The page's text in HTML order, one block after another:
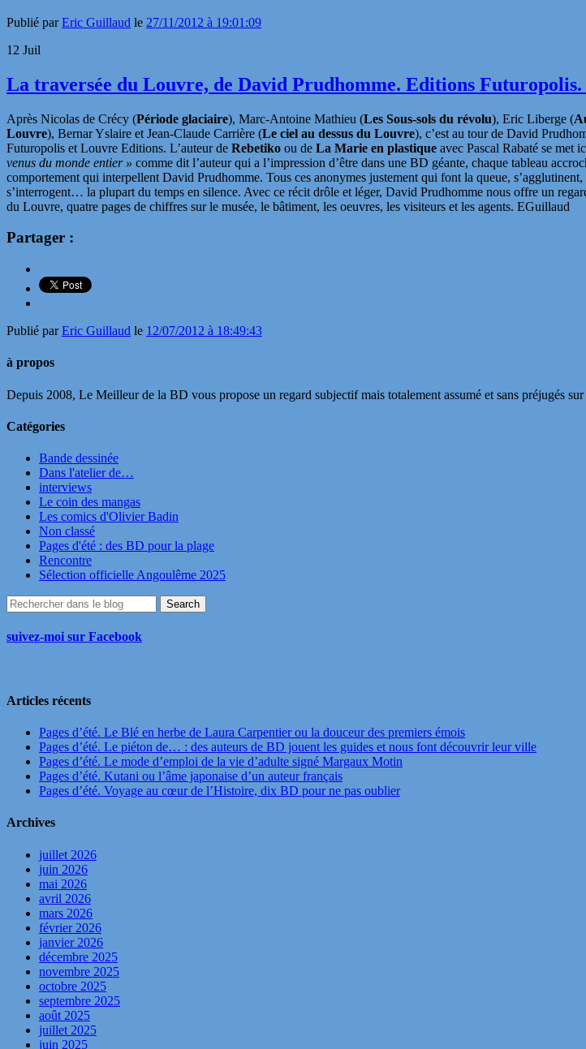
Publié parEric Guillaud le 27/11/2012 à 19:01:09
12 Juil
La traversée du Louvre, de David Prudhomme. Editions Futuropolis.
Après Nicolas de Crécy (Période glaciaire), Marc-Antoine Mathieu (Les Sous-sols du révolu), Eric Liberge (
Louvre), Bernar Yslaire et Jean-Claude Carrière (Le ciel au dessus du Louvre), c’est au tour de David
Futuropolis et Louvre Editions. L’auteur de Rebetiko ou de La Marie en plastique avec Pascal Rabaté se met
venus du monde entier » comme dit l’auteur qui a l’impression d’être dans une BD géante, chaque tableau
comportement qui interpellent David Prudhomme. Tous ces anonymes justement qui font la queue,
s’interrogent… la plupart du temps en silence. Avec ce récit drôle et léger, David Prudhomme nous offre un
du Louvre, quatre pages de chiffres sur le musée, le bâtiment, les oeuvres, les visiteurs et les agents. EGuillaud
Partager :
Publié parEric Guillaud le 12/07/2012 à 18:49:43
à propos
Depuis 2008, Le Meilleur de la BD vous propose un regard subjectif mais totalement assumé et sans préjugés
Catégories
Bande dessinée
Dans l'atelier de…
interviews
Le coin des mangas
Les comics d'Olivier Badin
Non classé
Pages d'été : des BD pour la plage
Rencontre
Sélection officielle Angoulême 2025
suivez-moi sur Facebook
Articles récents
Pages d’été. Le Blé en herbe de Laura Carpentier ou la douceur des premiers émois
Pages d’été. Le piéton de… : des auteurs de BD jouent les guides et nous font découvrir leur ville
Pages d’été. Le mode d’emploi de la vie d’adulte signé Margaux Motin
Pages d’été. Kutani ou l’âme japonaise d’un auteur français
Pages d’été. Voyage au cœur de l’Histoire, dix BD pour ne pas oublier
Archives
juillet 2026
juin 2026
mai 2026
avril 2026
mars 2026
février 2026
janvier 2026
décembre 2025
novembre 2025
octobre 2025
septembre 2025
août 2025
juillet 2025
juin 2025